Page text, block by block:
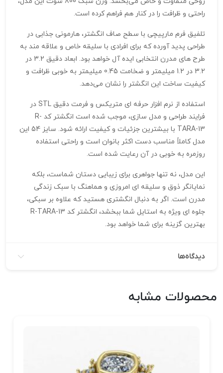
راحتی و ظرافت را در کنار هم فراهم کرده است.
تلفیق فرم مارپیچی با سطح صاف انگشتر، هارمونی جذابی در
طراحی پدید آورده که برای افرادی با سلیقه خاص و علاقه‌ مند به
طرح‌ های مدرن انتخابی ایده‌ آل خواهد بود. ابعاد دقیق 3.2 در
3.2 در 1.2 میلیمتر و ضخامت 0.45 میلیمتر به خوبی ظرافت و
کیفیت ساخت این انگشتر را نشان می‌دهد.
استفاده از نرم‌ افزار حرفه‌ ای متریکس و فرمت دقیق STL در
فرایند طراحی و مدل‌ سازی، موجب شده است انگشتر کد R-
TARA-13 با بیشترین جزئیات و کیفیت ارائه شود. سایز 54 این
مدل کاملاً مناسب دست اکثر بانوان است و راحتی استفاده
روزمره به خوبی در آن رعایت شده است.
این مدل، نه تنها جواهری برای زیبایی دستان شماست، بلکه
نمایانگر ذوق و سلیقه‌ ای امروزی و هماهنگ با سبک زندگی
مدرن است. اگر به دنبال انگشتری هستید که علاوه بر سبکی،
جلوه‌ ای ویژه به استایل شما ببخشد، انگشتر کد R-TARA-13
بهترین گزینه برای شما خواهد بود.
دیدگاه‌ها
محصولات مشابه